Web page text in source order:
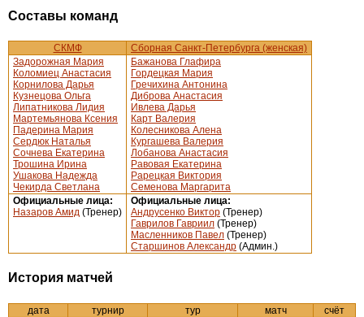
Составы команд
СКМФ
Сборная Санкт-Петербурга (женская)
Задорожная Мария
Коломиец Анастасия
Корнилова Дарья
Кузнецова Ольга
Липатникова Лидия
Мартемьянова Ксения
Падерина Мария
Сердюк Наталья
Сочнева Екатерина
Трошина Ирина
Ушакова Надежда
Чекирда Светлана
Бажанова Глафира
Гордецкая Мария
Гречихина Антонина
Диброва Анастасия
Ивлева Дарья
Карт Валерия
Колесникова Алена
Кургашева Валерия
Лобанова Анастасия
Равовая Екатерина
Рарецкая Виктория
Семенова Маргарита
Официальные лица:
Назаров Амид (Тренер)
Официальные лица:
Андрусенко Виктор (Тренер)
Гаврилов Гавриил (Тренер)
Масленников Павел (Тренер)
Старшинов Александр (Админ.)
История матчей
дата турнир тур матч счёт